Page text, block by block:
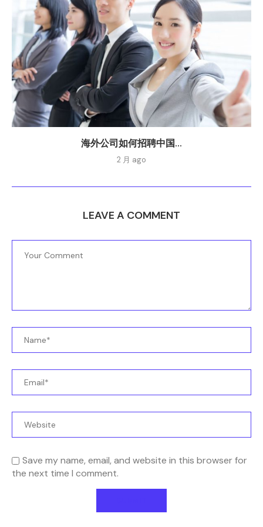
海外公司如何招聘中国...
2 月 ago
LEAVE A COMMENT
Save my name, email, and website in this browser for
the next time I comment.